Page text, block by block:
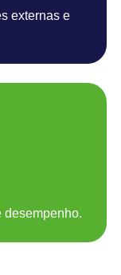
externas e
desempenho.